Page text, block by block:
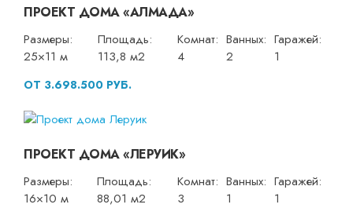
ПРОЕКТ ДОМА «АЛМАДА»
Размеры:
25×11 м
Площадь:
113,8 м2
Комнат:
4
Ванных:
2
Гаражей:
1
ОТ 3.698.500 РУБ.
ПРОЕКТ ДОМА «ЛЕРУИК»
Размеры:
16×10 м
Площадь:
88,01 м2
Комнат:
3
Ванных:
1
Гаражей:
1